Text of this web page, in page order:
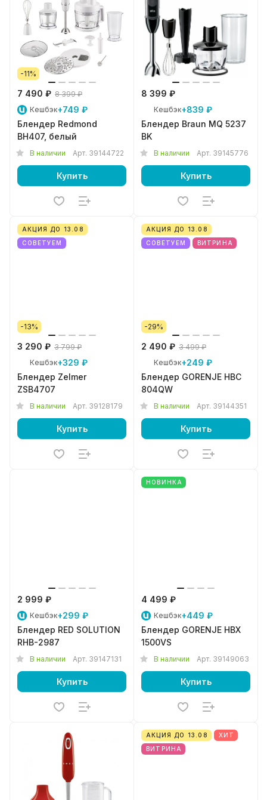
-11%
7 490 ₽ 8 399 ₽
Кешбэк+749 ₽
Блендер Redmond
BH407, белый
В наличии Арт. 39144722
Купить
8 399 ₽
Кешбэк+839 ₽
Блендер Braun MQ 5237
BK
В наличии Арт. 39145776
Купить
АКЦИЯ ДО 13.08
СОВЕТУЕМ
-13%
3 290 ₽ 3 799 ₽
Кешбэк+329 ₽
Блендер Zelmer
ZSB4707
В наличии Арт. 39128179
Купить
АКЦИЯ ДО 13.08
СОВЕТУЕМ
ВИТРИНА
-29%
2 490 ₽ 3 499 ₽
Кешбэк+249 ₽
Блендер GORENJE HBC
804QW
В наличии Арт. 39144351
Купить
2 999 ₽
Кешбэк+299 ₽
Блендер RED SOLUTION
RHB-2987
В наличии Арт. 39147131
Купить
НОВИНКА
4 499 ₽
Кешбэк+449 ₽
Блендер GORENJE HBX
1500VS
В наличии Арт. 39149063
Купить
АКЦИЯ ДО 13.08
ХИТ
ВИТРИНА